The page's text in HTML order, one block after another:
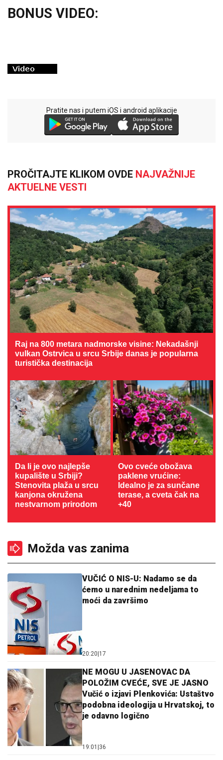
BONUS VIDEO:
Pratite nas i putem iOS i android aplikacije
PROČITAJTE KLIKOM OVDE NAJVAŽNIJE
AKTUELNE VESTI
Raj na 800 metara nadmorske visine: Nekadašnji
vulkan Ostrvica u srcu Srbije danas je popularna
turistička destinacija
Da li je ovo najlepše
kupalište u Srbiji?
Stenovita plaža u srcu
kanjona okružena
nestvarnom prirodom
Ovo cveće obožava
paklene vrućine:
Idealno je za sunčane
terase, a cveta čak na
+40
Možda vas zanima
VUČIĆ O NIS-U: Nadamo se da
ćemo u narednim nedeljama to
moći da završimo
20:20 17
NE MOGU U JASENOVAC DA
POLOŽIM CVEĆE, SVE JE JASNO
Vučić o izjavi Plenkovića: Ustaštvo
podobna ideologija u Hrvatskoj, to
je odavno logično
19:01 36